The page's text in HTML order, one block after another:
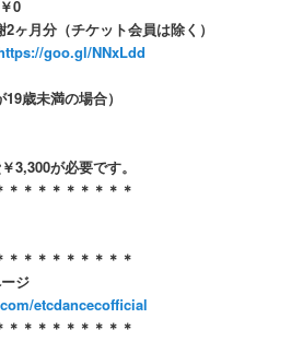
0
ヶ月分（チケット会員は除く）
goo.gl/NNxLdd
歳未満の場合）
3,300が必要です。
＊＊＊＊＊＊＊＊＊
＊＊＊＊＊＊＊＊＊
ジ
etcdancecofficial
＊＊＊＊＊＊＊＊＊